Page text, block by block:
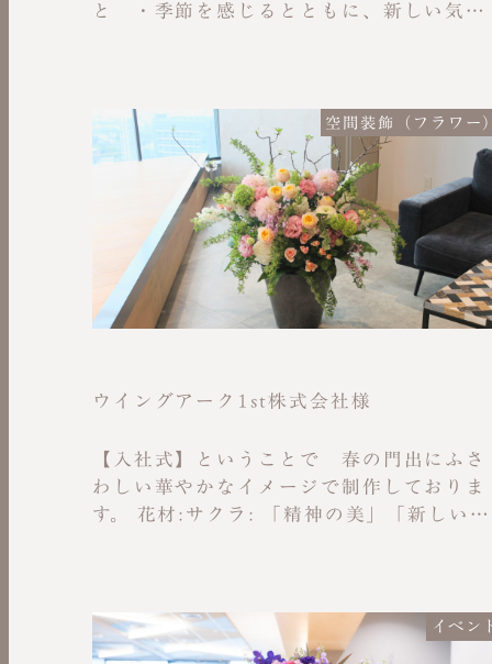
と ・季節を感じるとともに、新しい気持
花は桜をメインに使いながら、ピンクや白
などのほかのお花も混ぜていただき、キラ
キラ輝くような華やかな雰囲気にしてほし
空間装飾（フラワー
ウイングアーク1st株式会社様
【入社式】ということで 春の門出にふさ
わしい華やかなイメージで制作しておりま
す。 花材:サクラ: 「精神の美」「新しい始
ます。
イベン